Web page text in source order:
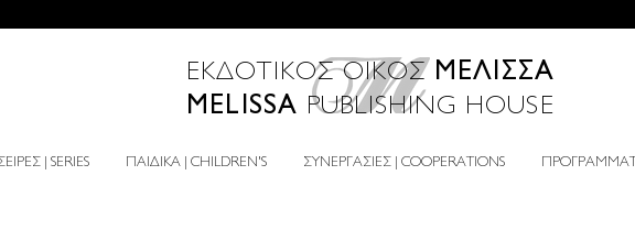
ΕΚΔΟΤΙΚΟΣ ΟΙΚΟΣ ΜΕΛΙΣΣΑ
MELISSA PUBLISHING HOUSE
| SERIES ΠΑΙΔΙΚΑ | CHILDREN'S ΣΥΝΕΡΓΑΣΙΕΣ | COOPERATIONS